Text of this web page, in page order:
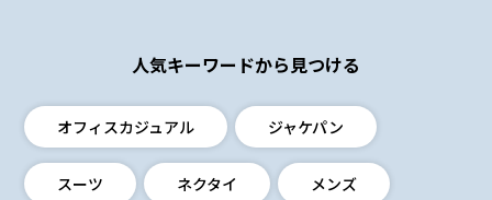
人気キーワードから見つける
オフィスカジュアル ジャケパン
スーツ ネクタイ メンズ